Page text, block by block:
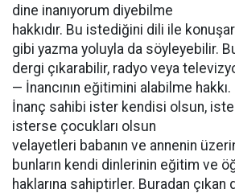
dine inanıyorum diyebilme
hakkıdır. Bu istediğini dili ile
gibi yazma yoluyla da söyleyebilir.
dergi çıkarabilir, radyo veya
— İnancının eğitimini alabilme hakkı.
İnanç sahibi ister kendisi olsun,
isterse çocukları olsun
velayetleri babanın ve annenin
bunların kendi dinlerinin eğitim ve
haklarına sahiptirler. Buradan çıkan